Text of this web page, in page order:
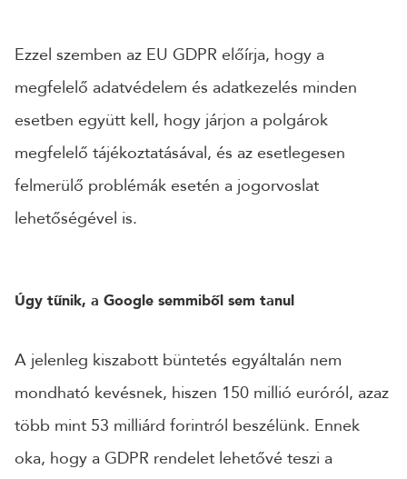
Ezzel szemben az EU GDPR előírja, hogy a
megfelelő adatvédelem és adatkezelés minden
esetben együtt kell, hogy járjon a polgárok
megfelelő tájékoztatásával, és az esetlegesen
felmerülő problémák esetén a jogorvoslat
lehetőségével is.
Úgy tűnik, a Google semmiből sem tanul
A jelenleg kiszabott büntetés egyáltalán nem
mondható kevésnek, hiszen 150 millió euróról, azaz
több mint 53 milliárd forintról beszélünk. Ennek
oka, hogy a GDPR rendelet lehetővé teszi a